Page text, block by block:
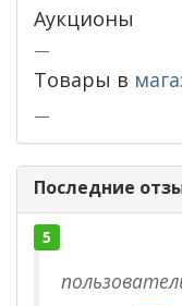
Аукционы
—
Товары в
—
Последние
5